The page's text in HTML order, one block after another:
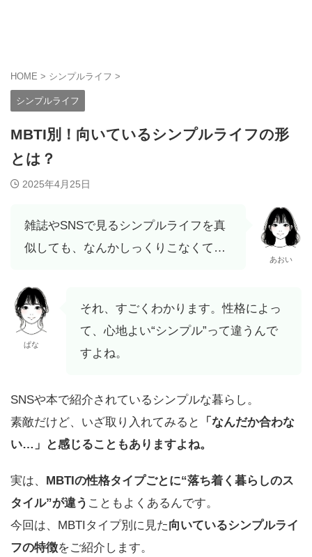
HOME > シンプルライフ >
シンプルライフ
MBTI別！向いているシンプルライフの形
とは？
2025年4月25日
雑誌やSNSで見るシンプルライフを真
似しても、なんかしっくりこなくて…
あおい
ぱな
それ、すごくわかります。性格によっ
て、心地よい“シンプル”って違うんで
すよね。
SNSや本で紹介されているシンプルな暮らし。
素敵だけど、いざ取り入れてみると
「なんだか合わな
い…」と感じることもありますよね。
実は、 MBTIの性格タイプごとに“落ち着く暮らしのス
タイル”が違う こともよくあるんです。
今回は、MBTIタイプ別に見た向いているシンプルライ
フの特徴をご紹介します。